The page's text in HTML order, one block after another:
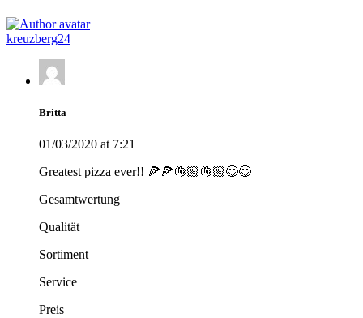
kreuzberg24
Britta
01/03/2020 at 7:21
Greatest pizza ever!! 🍕🍕👌🏼👌🏼😋😋
Gesamtwertung
Qualität
Sortiment
Service
Preis